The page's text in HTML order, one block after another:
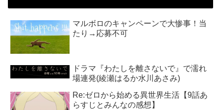
マルボロのキャンペーンで大惨事！当
たり→応募不可
ドラマ『わたしを離さないで』で濡れ
場連発(綾瀬はるか水川あさみ)
Re:ゼロから始める異世界生活【9話あ
らすじとみんなの感想】